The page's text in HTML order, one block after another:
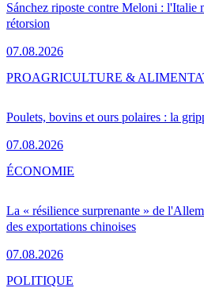
Sánchez riposte contre Meloni : l'Italie
rétorsion
07.08.2026
Poulets, bovins et ours polaires : la
07.08.2026
PROAGRICULTURE &
La « résilience surprenante » de
des exportations chinoises
07.08.2026
ÉCONOMIE
POLITIQUE